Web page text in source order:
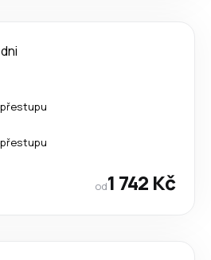
od1 742 Kč